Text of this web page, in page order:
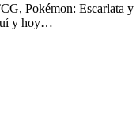
Pokémon: Escarlata y
y hoy…